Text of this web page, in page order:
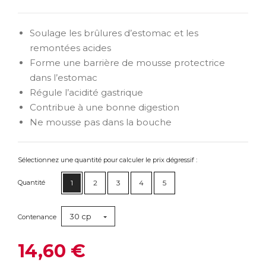
Soulage les brûlures d’estomac et les
remontées acides
Forme une barrière de mousse protectrice
dans l’estomac
Régule l’acidité gastrique
Contribue à une bonne digestion
Ne mousse pas dans la bouche
Sélectionnez une quantité pour calculer le prix dégressif :
Quantité 1 2 3 4 5
Contenance 30 cp
14,60 €